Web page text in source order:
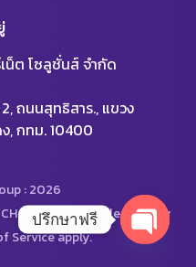
น็ต โซลูชั่นส์ จำกัด
ถนนสุทธิสาร., แขวง
, กทม. 10400
: 2026
and the Google Privacy
Serviceapply.
ปรึกษาฟรี